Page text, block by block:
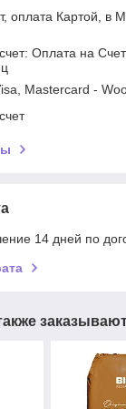
оплата Картой, в
Оплата на
Mastercard -
14 дней по